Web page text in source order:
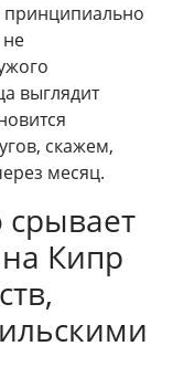
принципиально
выглядит
скажем,
месяц.
срывает
Кипр